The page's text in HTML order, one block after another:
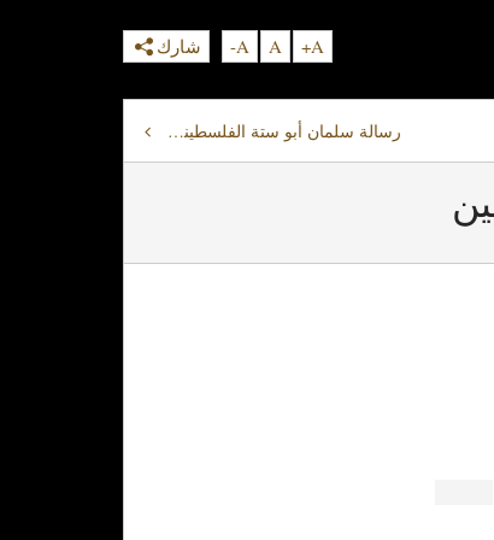
A+
A
A- شارك
رسالة سلمان أبو ستة الفلسطيني لبلفور البريطاني